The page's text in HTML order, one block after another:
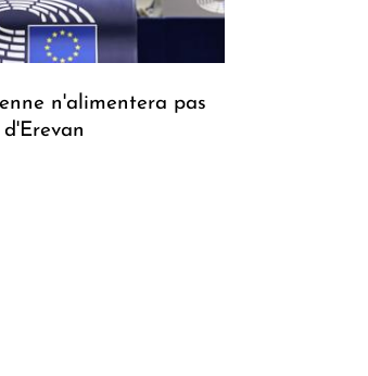
n'alimentera pas
d'Erevan